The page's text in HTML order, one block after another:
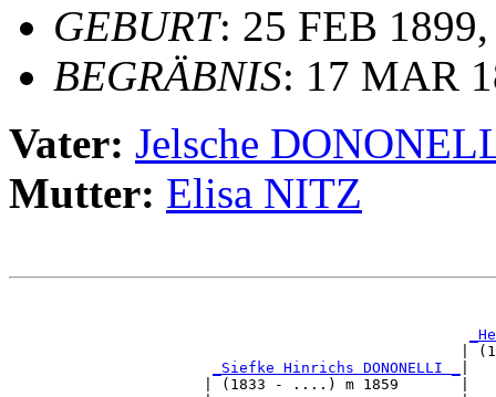
GEBURT: 25 FEB
BEGRÄBNIS: 17 MAR
Vater: Jelsche
Mutter: Elisa NITZ
_Siefke Hinrichs DONONELLI _
                      | (1833 - ....) m 1859       |